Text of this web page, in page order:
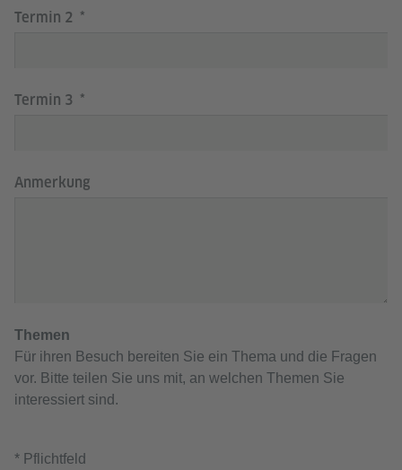
Termin 2
Termin 3
Anmerkung
Themen
Für ihren Besuch bereiten Sie ein Thema und die Fragen
vor. Bitte teilen Sie uns mit, an welchen Themen Sie
interessiert sind.
* Pflichtfeld